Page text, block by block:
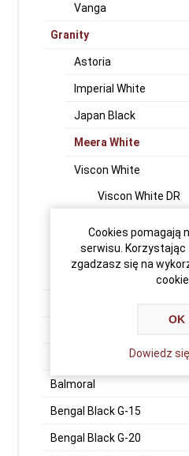
Vanga
Granity
Astoria
Imperial White
Japan Black
Meera White
Viscon White
Viscon White DR
Viscon Super
Vizag Blue (Vergin
Balmoral
Bengal Black G-15
Bengal Black G-20
Cookies pomagają
serwisu. Korzystając
zgadzasz się na
OK
Dowiedz